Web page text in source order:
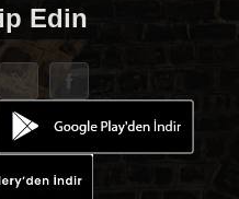
Edin